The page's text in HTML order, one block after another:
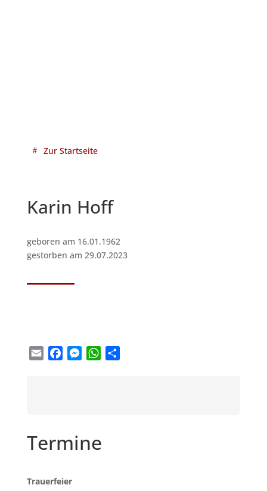
Zur Startseite
Karin Hoff
geboren am 16.01.1962
gestorben am 29.07.2023
Email FacebookMessengerWhatsApp
Termine
Trauerfeier